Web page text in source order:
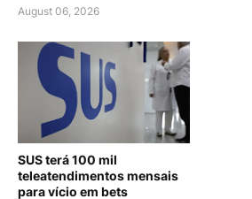
August 06, 2026
SUS terá 100 mil
teleatendimentos mensais
para vício em bets